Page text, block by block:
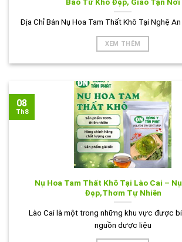
Địa Chỉ Bán Nụ Hoa Tam Thất Khô Tại Nghệ
XEM THÊM
Nụ Hoa Tam Thất Khô Tại Lào Cai –
Đẹp,Thơm Tự Nhiên
Lào Cai là một trong những khu vực được
nguồn dược liệu
08
Th8